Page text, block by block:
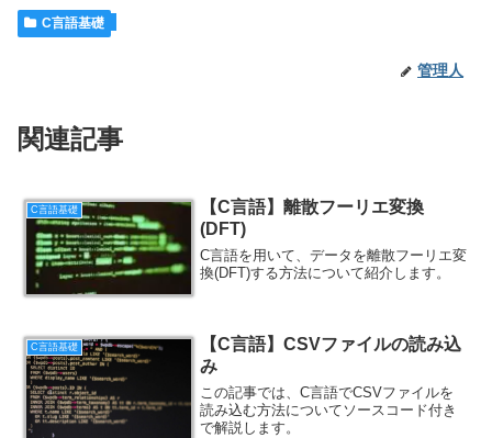
C言語基礎
管理人
関連記事
C言語基礎
【C言語】離散フーリエ変換
(DFT)
C言語を用いて、データを離散フーリエ変
換(DFT)する方法について紹介します。
C言語基礎
【C言語】CSVファイルの読み込
み
この記事では、C言語でCSVファイルを
読み込む方法についてソースコード付き
で解説します。